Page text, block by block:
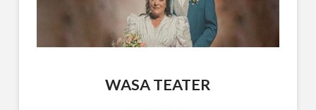
WASA TEATER